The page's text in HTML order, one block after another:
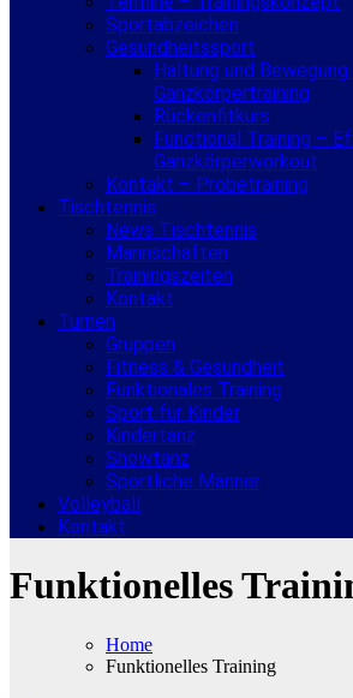
Sportabzeichen
Gesundheitssport
Haltung und Bewegung
Ganzkörpertraining
Rückenfitkurs
Functional Training –
Ganzkörperworkout
Kontakt – Probetraining
Tischtennis
News Tischtennis
Mannschaften
Trainingszeiten
Kontakt
Turnen
Gruppen
Fitness & Gesundheit
Funktionales Training
Sport für Kinder
Kindertanz
Showtanz
Sportliche Männer
Volleyball
Kontakt
Funktionelles
Home
Funktionelles Training